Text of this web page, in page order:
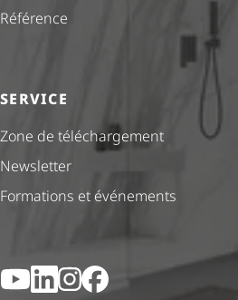
Référence
SERVICE
Zone de téléchargement
Newsletter
Formations et événements
YouTubeLinkedIn
Instagram
Facebook